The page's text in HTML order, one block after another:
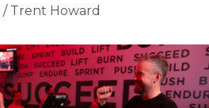
/ Trent Howard